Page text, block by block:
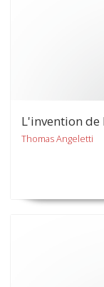
L'invention
Thomas Angeletti